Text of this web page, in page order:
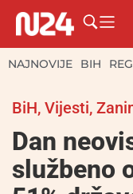
NAJNOVIJE BIH
BiH, Vijesti,
Dan
službeno